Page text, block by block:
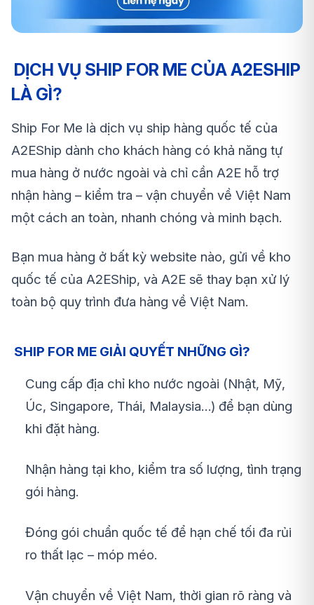
DỊCH VỤ SHIP FOR ME CỦA A2ESHIP
LÀ GÌ?
Ship For Me là dịch vụ ship hàng quốc tế của
A2EShip dành cho khách hàng có khả năng tự
mua hàng ở nước ngoài và chỉ cần A2E hỗ trợ
nhận hàng – kiểm tra – vận chuyển về Việt Nam
một cách an toàn, nhanh chóng và minh bạch.
Bạn mua hàng ở bất kỳ website nào, gửi về kho
quốc tế của A2EShip, và A2E sẽ thay bạn xử lý
toàn bộ quy trình đưa hàng về Việt Nam.
SHIP FOR ME GIẢI QUYẾT NHỮNG GÌ?
Cung cấp địa chỉ kho nước ngoài (Nhật, Mỹ,
Úc, Singapore, Thái, Malaysia…) để bạn dùng
khi đặt hàng.
Nhận hàng tại kho, kiểm tra số lượng, tình trạng
gói hàng.
Đóng gói chuẩn quốc tế để hạn chế tối đa rủi
ro thất lạc – móp méo.
Vận chuyển về Việt Nam, thời gian rõ ràng và